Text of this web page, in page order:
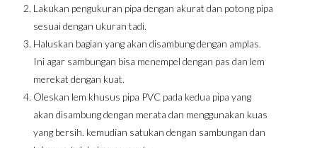
Lakukan pengukuran pipa dengan akurat dan potong pipa
sesuai dengan ukuran tadi.
Haluskan bagian yang akan disambung dengan amplas.
Ini agar sambungan bisa menempel dengan pas dan lem
merekat dengan kuat.
Oleskan lem khusus pipa PVC pada kedua pipa yang
akan disambung dengan merata dan menggunakan kuas
yang bersih. kemudian satukan dengan sambungan dan